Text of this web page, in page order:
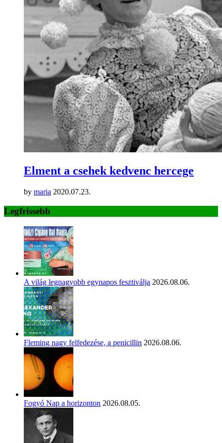
Elment a csehek kedvenc hercege
by maria 2020.07.23.
Legfrissebb
A világ legnagyobb egynapos fesztiválja 2026.08.06.
Fleming nagy felfedezése, a penicillin 2026.08.06.
Fogyó Nap a horizonton 2026.08.05.